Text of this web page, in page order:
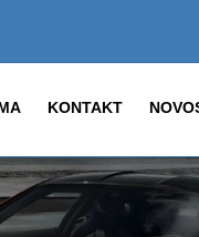
KONTAKT